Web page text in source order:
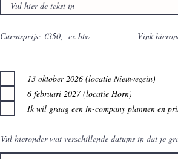
Cursusprijs: €350,- ex btw ---------------Vink
13 oktober 2026 (locatie Nieuwegein)
6 februari 2027 (locatie Horn)
Ik wil graag een in-company plannen en
Vul hieronder wat verschillende datums in dat je